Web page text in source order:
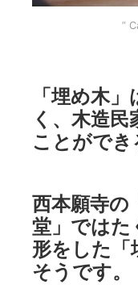
”
「埋め木
く、木造
ことができ
西本願寺の
堂」ではた
形をした「
そうです。